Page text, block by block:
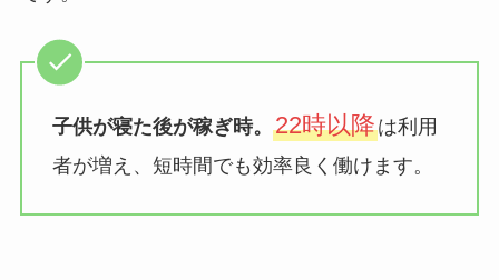
子供が寝た後が稼ぎ時。 22時以降は利用
者が増え、短時間でも効率良く働けます。